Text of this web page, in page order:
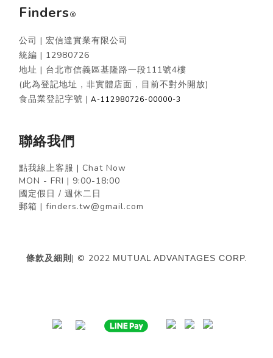
Finders®
公司 | 宏信達實業有限公司
統編 | 12980726
地址 | 台北市信義區基隆路一段111號4樓
(此為登記地址，非實體店面，目前不對外開放)
食品業登記字號 | A-112980726-00000-3
聯絡我們
點我線上客服 | Chat Now
MON - FRI | 9:00-18:00
國定假日 / 週休二日
郵箱 | finders.tw@gmail.com
條款及細則| © 2022 MUTUAL ADVANTAGES CORP.